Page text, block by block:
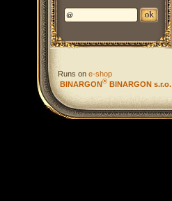
Runs on e-shop
BINARGON® BINARGON s.r.o.